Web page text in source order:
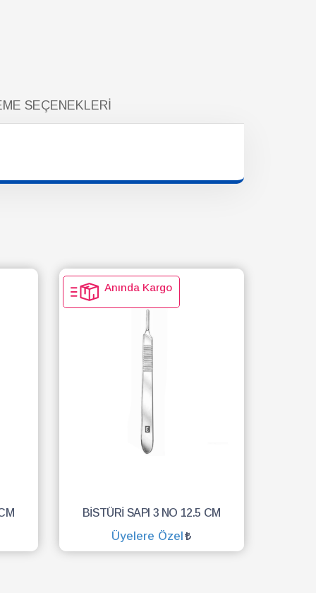
SEÇENEKLERI
Anında Kargo
BİSTÜRİ SAPI 3 NO 12.5 CM
Üyelere Özel